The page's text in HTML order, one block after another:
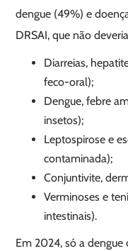
dengue (49%) e
DRSAI, que não
Diarreias,
feco-oral);
Dengue, febre
insetos);
Leptospirose e
contaminada);
Conjuntivite,
Verminoses e
intestinais).
Em 2024, só a dengue